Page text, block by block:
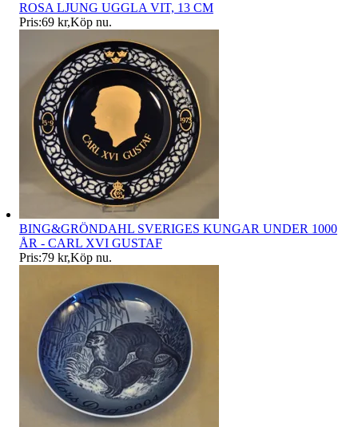
ROSA LJUNG UGGLA VIT, 13 CM
Pris:69 kr,Köp nu.
BING&GRÖNDAHL SVERIGES KUNGAR UNDER 1000
ÅR - CARL XVI GUSTAF
Pris:79 kr,Köp nu.